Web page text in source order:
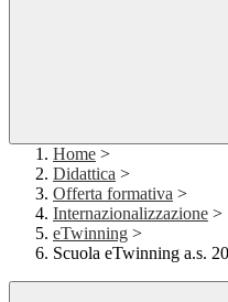
Home >
Didattica >
Offerta formativa >
Internazionalizzazione >
eTwinning >
Scuola eTwinning a.s.